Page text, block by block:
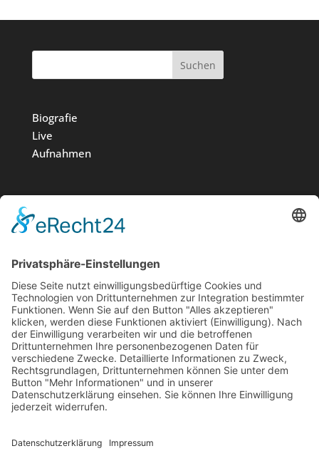
Suchen
Biografie
Live
Aufnahmen
Medien
News
Kontakt
Impressum
Datenschutz